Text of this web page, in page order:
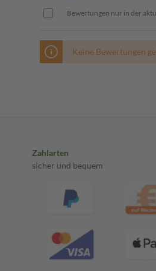
Bewertungen nur in der
Keine Bewertungen
Zahlarten
sicher und bequem